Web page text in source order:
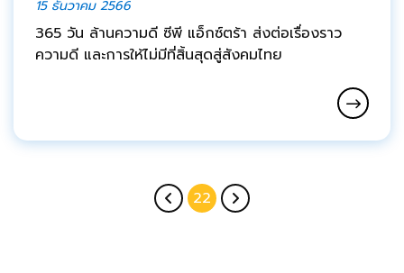
15 ธันวาคม 2566
365 วัน ล้านความดี ซีพี แอ็กซ์ตร้า ส่งต่อเรื่องราว
ความดี และการให้ไม่มีที่สิ้นสุดสู่สังคมไทย
22